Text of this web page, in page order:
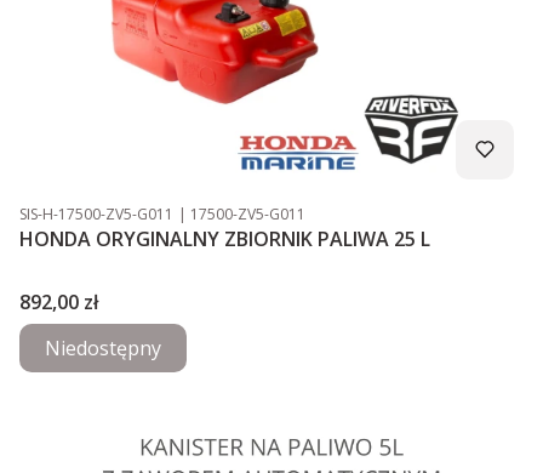
Kod produktu
SIS-H-17500-ZV5-G011 Kod producenta
17500-ZV5-G011
HONDA ORYGINALNY ZBIORNIK PALIWA 25 L
Cena
892,00 zł
Niedostępny